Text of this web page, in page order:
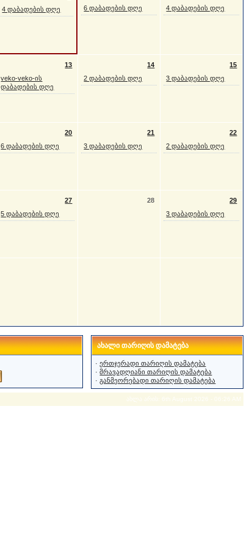
4 დაბადების დღე
6 დაბადების დღე
4 დაბადების დღე
13
veko-veko-ის
დაბადების დღე
14
2 დაბადების დღე
15
3 დაბადების დღე
20
6 დაბადების დღე
21
3 დაბადების დღე
22
2 დაბადების დღე
27
5 დაბადების დღე
28
29
3 დაბადების დღე
ახალი თარიღის დამატება
· ერთჯერადი თარიღის დამატება
·მრავადღიანი თარიღის დამატება
·განმეორებადი თარიღის დამატება
ახლა არის: 6th August 2026 - 06:26 AM